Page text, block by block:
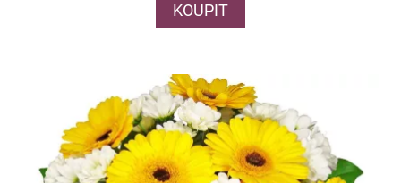
KOUPIT